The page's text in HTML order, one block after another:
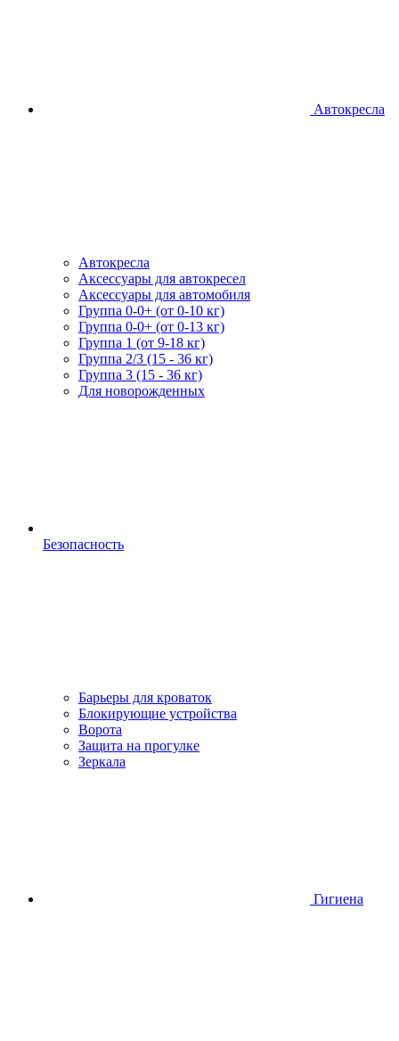
Автокресла
Автокресла
Аксессуары для автокресел
Аксессуары для автомобиля
Группа 0-0+ (от 0-10 кг)
Группа 0-0+ (от 0-13 кг)
Группа 1 (от 9-18 кг)
Группа 2/3 (15 - 36 кг)
Группа 3 (15 - 36 кг)
Для новорожденных
Безопасность
Барьеры для кроваток
Блокирующие устройства
Ворота
Защита на прогулке
Зеркала
Гигиена